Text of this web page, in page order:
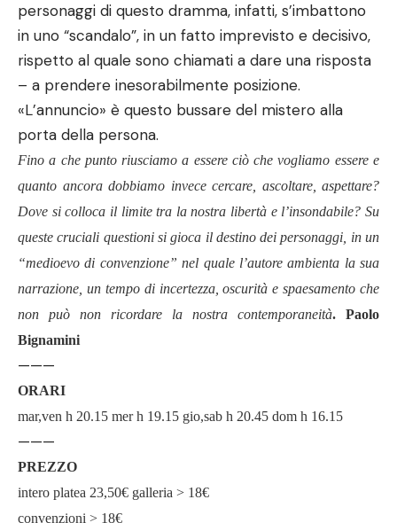
personaggi di questo dramma, infatti, s’imbattono
in uno “scandalo”, in un fatto imprevisto e decisivo,
rispetto al quale sono chiamati a dare una risposta
– a prendere inesorabilmente posizione.
«L’annuncio» è questo bussare del mistero alla
porta della persona.
Fino a che punto riusciamo a essere ciò che vogliamo essere e
quanto ancora dobbiamo invece cercare, ascoltare, aspettare?
Dove si colloca il limite tra la nostra libertà e l’insondabile? Su
queste cruciali questioni si gioca il destino dei personaggi, in un
“medioevo di convenzione” nel quale l’autore ambienta la sua
narrazione, un tempo di incertezza, oscurità e spaesamento che
non può non ricordare la nostra contemporaneità. Paolo
Bignamini
———
ORARI
mar,ven h 20.15 mer h 19.15 gio,sab h 20.45 dom h 16.15
———
PREZZO
intero platea 23,50€ galleria > 18€
convenzioni > 18€